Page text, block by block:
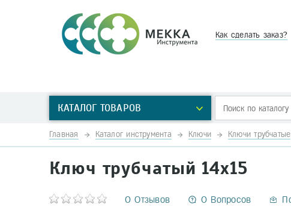
Как сделать заказ?
КАТАЛОГ ТОВАРОВ
Главная Каталог инструмента Ключи Ключи трубчатые
Ключ трубчатый 14х15
0 Отзывов 0 Вопросов